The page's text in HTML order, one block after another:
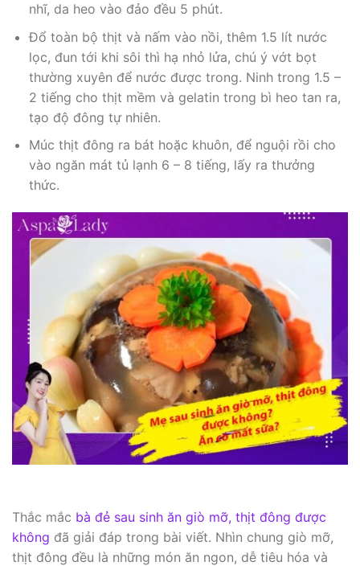
nhĩ, da heo vào đảo đều 5 phút.
Đổ toàn bộ thịt và nấm vào nồi, thêm 1.5 lít nước
lọc, đun tới khi sôi thì hạ nhỏ lửa, chú ý vớt bọt
thường xuyên để nước được trong. Ninh trong 1.5 –
2 tiếng cho thịt mềm và gelatin trong bì heo tan ra,
tạo độ đông tự nhiên.
Múc thịt đông ra bát hoặc khuôn, để nguội rồi cho
vào ngăn mát tủ lạnh 6 – 8 tiếng, lấy ra thưởng
thức.
Thắc mắc bà đẻ sau sinh ăn giò mỡ, thịt đông được
không đã giải đáp trong bài viết. Nhìn chung giò mỡ,
thịt đông đều là những món ăn ngon, dễ tiêu hóa và